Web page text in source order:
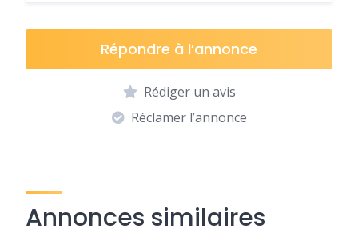
Répondre à l’annonce
Rédiger un avis
Réclamer l’annonce
Annonces similaires